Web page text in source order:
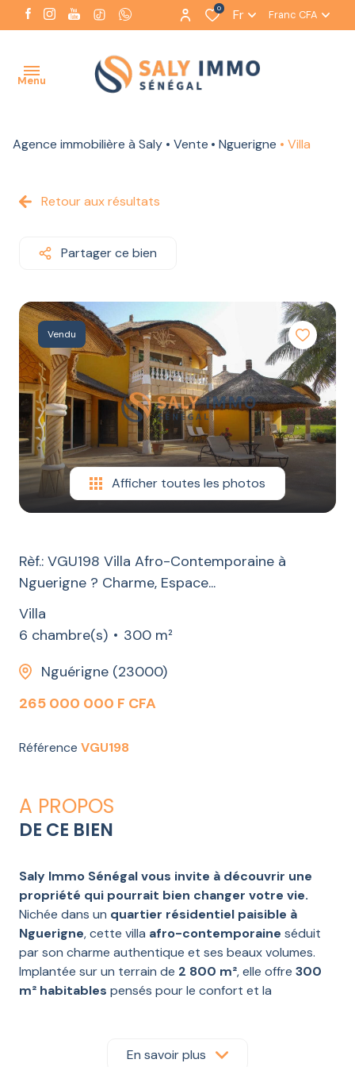
0 Fr Franc CFA
Menu
ACCUEIL
AGENCE
BIENS
NOS BIENS
À LA
LOCATION
CONSTRUCTION
ESTIMATION
CONTACT
BLOG
Agence immobilière à Saly Vente Nguerigne Villa
Retour aux résultats
Partager ce bien
Vendu
Afficher toutes les photos
Rèf.: VGU198 Villa Afro-Contemporaine à
Nguerigne ? Charme, Espace...
Villa
6 chambre(s)
300 m²
Nguérigne (23000)
265 000 000 F CFA
Référence VGU198
A PROPOS
DE CE BIEN
Saly Immo Sénégal vous invite à découvrir une
propriété qui pourrait bien changer votre vie.
Nichée dans un quartier résidentiel paisible à
Nguerigne, cette villa afro-contemporaine séduit
par son charme authentique et ses beaux volumes.
Implantée sur un terrain de 2 800 m², elle offre 300
m² habitables pensés pour le confort et la
cuisine fermée , et d’un
En savoir plus